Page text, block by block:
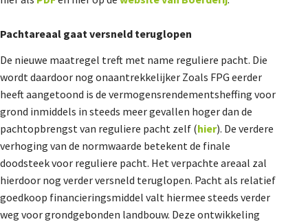
Pachtareaal gaat versneld teruglopen
De nieuwe maatregel treft met name reguliere pacht. Die
wordt daardoor nog onaantrekkelijker Zoals FPG eerder
heeft aangetoond is de vermogensrendementsheffing voor
grond inmiddels in steeds meer gevallen hoger dan de
pachtopbrengst van reguliere pacht zelf (hier). De verdere
verhoging van de normwaarde betekent de finale
doodsteek voor reguliere pacht. Het verpachte areaal zal
hierdoor nog verder versneld teruglopen. Pacht als relatief
goedkoop financieringsmiddel valt hiermee steeds verder
weg voor grondgebonden landbouw. Deze ontwikkeling